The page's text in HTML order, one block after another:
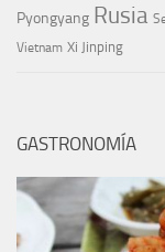
Pyongyang Rusia
Vietnam Xi Jinping
GASTRONOMÍA